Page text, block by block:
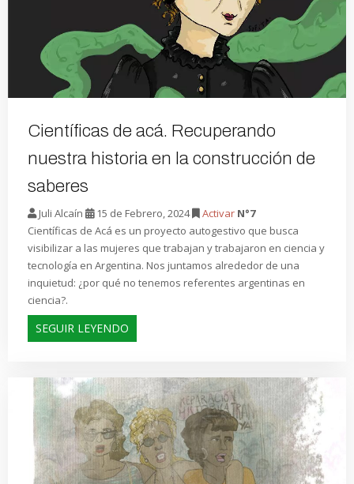
Científicas de acá. Recuperando
nuestra historia en la construcción de
saberes
Juli Alcaín 15 de Febrero, 2024 Activar N°7
Científicas de Acá es un proyecto autogestivo que busca
visibilizar a las mujeres que trabajan y trabajaron en ciencia y
tecnología en Argentina. Nos juntamos alrededor de una
inquietud: ¿por qué no tenemos referentes argentinas en
ciencia?.
SEGUIR LEYENDO